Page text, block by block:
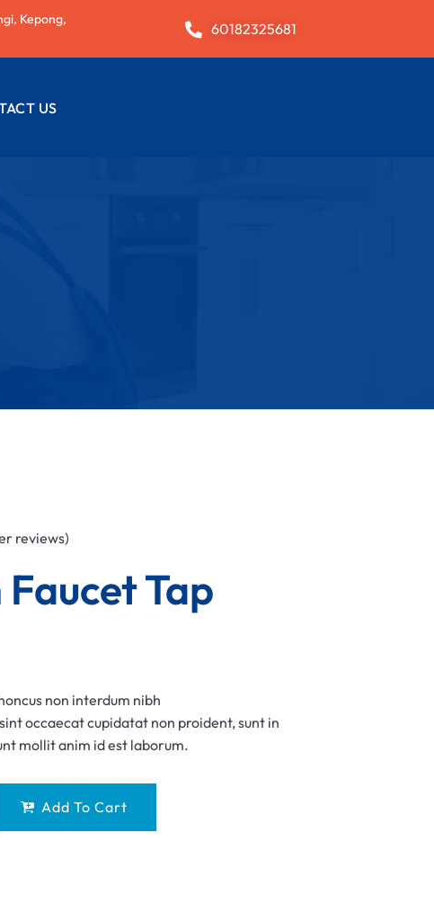
Kepong,
60182325681
US
reviews)
Tap
non interdum nibh
occaecat cupidatat non proident, sunt in
mollit anim id est laborum.
Add To Cart